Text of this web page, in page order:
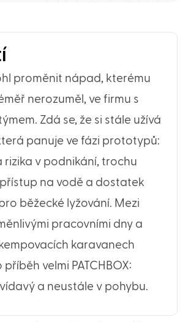
proměnit nápad, kterému
nerozuměl, ve firmu s
Zdá se, že si stále užívá
panuje ve fázi prototypů:
rizika v podnikání, trochu
na vodě a dostatek
běžecké lyžování. Mezi
pracovními dny a
karavanech
velmi PATCHBOX:
a neustále v pohybu.